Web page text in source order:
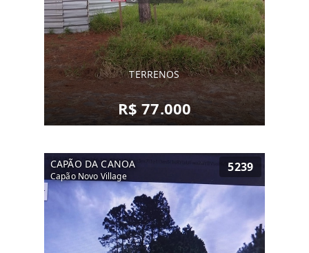
TERRENOS
R$ 77.000
CAPÃO DA CANOA
Capão Novo Village
5239